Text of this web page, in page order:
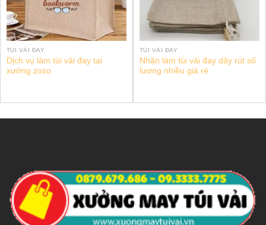
TÚI VẢI ĐAY
Dịch vụ làm túi vải đay tại
xưởng zozo
TÚI VẢI ĐAY
Nhận làm túi vải đay dây rút số
lượng nhiều giá rẻ